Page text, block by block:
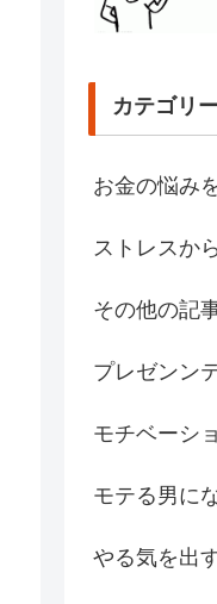
カテゴリ
お金の悩み
ストレスか
その他の記
プレゼンン
モチベーシ
モテる男に
やる気を出